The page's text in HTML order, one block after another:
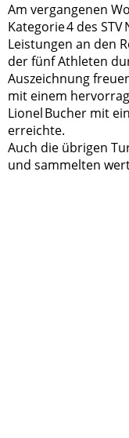
Am vergangenen
Kategorie 4 des
Leistungen an den
der fünf Athleten
Auszeichnung
mit einem
Lionel Bucher mit
erreichte.
Auch die übrigen
und sammelten